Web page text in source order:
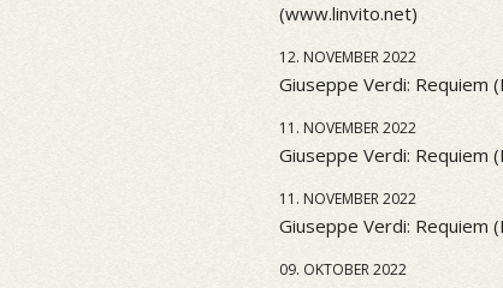
(www.linvito.net)
12. NOVEMBER 2022
Giuseppe Verdi: Requiem
11. NOVEMBER 2022
Giuseppe Verdi: Requiem
11. NOVEMBER 2022
Giuseppe Verdi: Requiem
09. OKTOBER 2022